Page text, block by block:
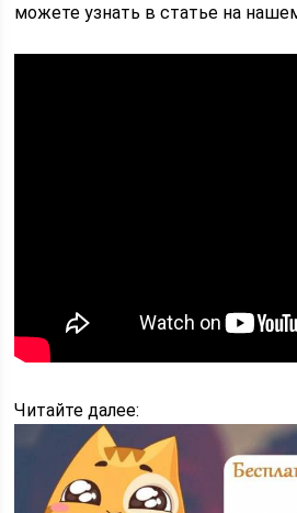
можете узнать в статье на
Читайте далее: